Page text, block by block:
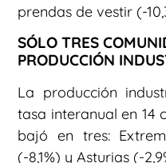
prendas de vestir (-
SÓLO TRES
PRODUCCIÓN
La producción
tasa interanual en 14
bajó en tres:
(-8,1%) y Asturias (-